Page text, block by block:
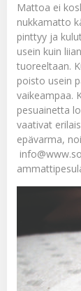
Mattoa ei
nukkamatto
pinttyy ja
usein kuin
tuoreeltaan.
poisto usein
vaikeampaa.
pesuainetta
vaativat
epävarma,